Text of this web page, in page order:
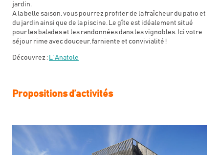
jardin.
A la belle saison, vous pourrez profiter de la fraîcheur du patio et
du jardin ainsi que de la piscine. Le gîte est idéalement situé
pour les balades et les randonnées dans les vignobles. Ici votre
séjour rime avec douceur, farniente et convivialité !
Découvrez : L’ Anatole
Propositions d’activités